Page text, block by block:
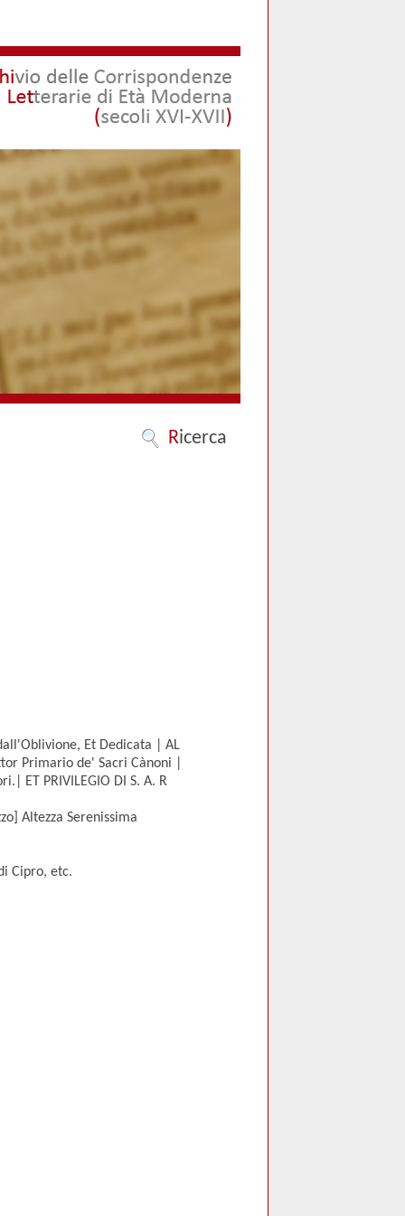
Ricerca
Et Dedicata | AL
Primario de' Sacri Cànoni |
ET PRIVILEGIO DI S. A. R
Altezza Serenissima
Cipro, etc.